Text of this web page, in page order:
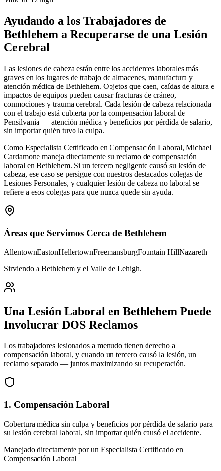
Ayudando a los Trabajadores de
Bethlehem a Recuperarse de una Lesión
Cerebral
Las lesiones de cabeza están entre los accidentes laborales más
graves en los lugares de trabajo de almacenes, manufactura y
atención médica de Bethlehem. Objetos que caen, caídas de altura e
impactos de equipos pueden causar fracturas de cráneo,
conmociones y trauma cerebral. Cada lesión de cabeza relacionada
con el trabajo está cubierta por la compensación laboral de
Pensilvania — atención médica y beneficios por pérdida de salario,
sin importar quién tuvo la culpa.
Como Especialista Certificado en Compensación Laboral, Michael
Cardamone maneja directamente su reclamo de compensación
laboral en Bethlehem. Si un tercero negligente causó su lesión de
cabeza, ese caso se persigue con nuestros destacados colegas de
Lesiones Personales, y cualquier lesión de cabeza no laboral se
refiere a esos colegas para que nunca quede sin ayuda.
Áreas que Servimos Cerca de Bethlehem
AllentownEastonHellertownFreemansburgFountain HillNazareth
Sirviendo a Bethlehem y el Valle de Lehigh.
Una Lesión Laboral en Bethlehem Puede
Involucrar DOS Reclamos
Los trabajadores lesionados a menudo tienen derecho a
compensación laboral, y cuando un tercero causó la lesión, un
reclamo separado — juntos maximizando su recuperación.
1. Compensación Laboral
Cobertura médica sin culpa y beneficios por pérdida de salario para
su lesión cerebral laboral, sin importar quién causó el accidente.
Manejado directamente por un Especialista Certificado en
Compensación Laboral